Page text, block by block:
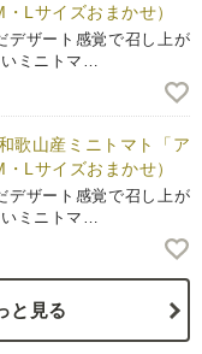
Lサイズおまかせ）
ザート感覚で召し上が
いミニトマ…
歌山産ミニトマト「ア
Lサイズおまかせ）
ザート感覚で召し上が
いミニトマ…
と見る